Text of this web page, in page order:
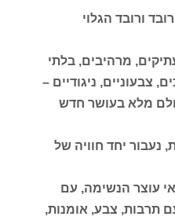
ורובד הגלוי
מרהיבים, בלתי
צבעוניים, ניגודיים –
מלא בעושר חדש
נעבור יחד חוויה של
עוצר הנשימה, עם
תרבות, צבע, אומנות,